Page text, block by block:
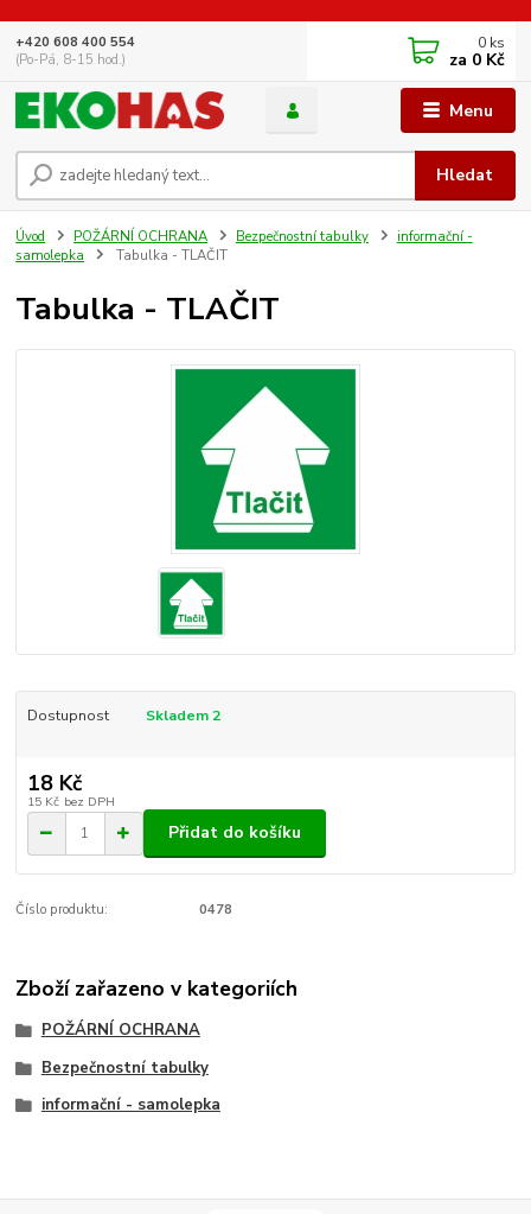
Menu
Hledat
+420 608 400 554
(Po-Pá, 8-15 hod.)
0 ks
za 0 Kč
Úvod POŽÁRNÍ OCHRANA Bezpečnostní tabulky
informační -
samolepka
Tabulka - TLAČIT
Tabulka - TLAČIT
Dostupnost Skladem 2
18 Kč
15 Kč bez DPH
Přidat do košíku
Číslo produktu: 0478
Zboží zařazeno v kategoriích
POŽÁRNÍ OCHRANA
Bezpečnostní tabulky
informační - samolepka